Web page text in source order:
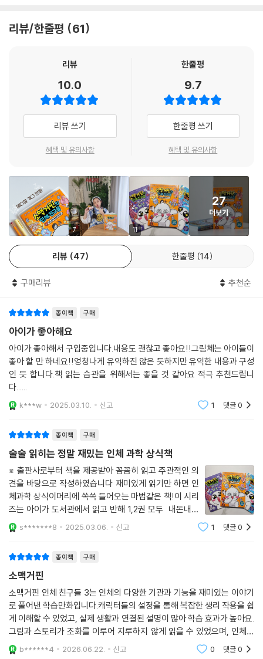
총 조회수 약 5,200만 회의 인기 동영상 ‘인체 친구들의 하루’를 바탕으로
체 캐릭터가 등장한다. 3권에서는 소맥이가 긴장하면 나타나는 교감 신경
기관이 각각의 특징을 살린 캐릭터로 등장해 재미와 유익함을 더한다.
초등 과학 교과와 연계된
국내 최초 메디컬 개그 만화 시리즈!
을 가득 담았다. 자극을 받아들이는 감각 기관, 우리 몸이 자극에 반응하는
원리, 뼈와 근육 등 운동 기관에 대해서도 알 수 있다. 뿐만 아니라 중학교,
고등학교 과학 교과서의 인체 단원에서 배울 내용까지도 만화 속에서 어렵
지 않게 받아들일 수 있다. 뉴런, 신경계, 시냅스, 신경 전달 물질, 반사 등
자칫 복잡하게 느껴지는 과학 개념도 초등학생 눈높이에 맞춘 귀여운 캐릭
터와 재미있는 스토리 덕분에 자연스럽게 이해할 수 있을 것이다.
다루고 있다. ‘뉴런에는 전기가 흐른다!’나 ‘왜 머리카락은 잘라도 아프지
적 표현으로 혹시나 오해할 수 있는 부분은 ‘진실 혹은 거짓’ 코너를 두어
정확한 정보를 전달했다.
리뷰/한줄평 61
리뷰
10.0
리뷰 쓰기
혜택 및 유의사항
한줄평
9.7
한줄평 쓰기
혜택 및 유의사항
7 11
27
더보기
리뷰 47 한줄평 14
구매리뷰 추천순
종이책 구매
아이가 좋아해요
아이가 좋아해서 구입중입니다.내용도 괜찮고 좋아요!!그림체는 아이들이
좋아 할 만 하네요!!엉청나게 유익하진 않은 듯하지만 유익한 내용과 구성
인 듯 합니다.책 읽는 습관을 위해서는 좋을 것 같아요 적극 추천드립니
다......
k***w 2025.03.10. 신고 1 댓글0
종이책 구매
술술 읽히는 정말 재밌는 인체 과학 상식책
※ 출판사로부터 책을 제공받아 꼼꼼히 읽고 주관적인 의
견을 바탕으로 작성하였습니다 재미있게 읽기만 하면 인
체과학 상식이머리에 쏙쏙 들어오는 마법같은 책!이 시리
즈는 아이가 도서관에서 읽고 반해 1,2권 모두 내돈내산
으로 구입해 보고또보는 힐링책 중 한 권일 정도로 애정하
는 시리즈에요.『멍은 왜 드는 걸까?긴장하면 정말 오줌이
s*******8 2025.03.06. 신고 1 댓글0
종이책 구매
소맥거핀
소맥거핀 인체 친구들 3는 인체의 다양한 기관과 기능을 재미있는 이야기
로 풀어낸 학습만화입니다.캐릭터들의 설정을 통해 복잡한 생리 작용을 쉽
게 이해할 수 있었고, 실제 생활과 연결된 설명이 많아 학습 효과가 높아요.
그림과 스토리가 조화를 이루어 지루하지 않게 읽을 수 있었으며, 인체에
대한 흥미를 키우기에 좋은 책이에요!
b******4 2026.06.22. 신고 0 댓글0